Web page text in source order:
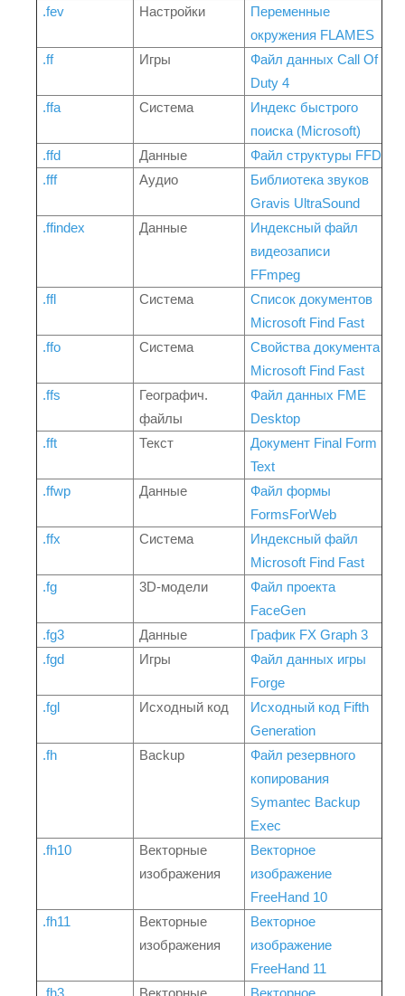
.fev
Настройки
Переменные
окружения FLAMES
.ff
Игры
Файл данных Call Of
Duty 4
.ffa
Система
Индекс быстрого
поиска (Microsoft)
.ffd
Данные
Файл структуры FFD
.fff
Аудио
Библиотека звуков
Gravis UltraSound
.ffindex
Данные
Индексный файл
видеозаписи
FFmpeg
.ffl
Система
Список документов
Microsoft Find Fast
.ffo
Система
Свойства документа
Microsoft Find Fast
.ffs
Географич.
файлы
Файл данных FME
Desktop
.fft
Текст
Документ Final Form
Text
.ffwp
Данные
Файл формы
FormsForWeb
.ffx
Система
Индексный файл
Microsoft Find Fast
.fg
3D-модели
Файл проекта
FaceGen
.fg3
Данные
График FX Graph 3
.fgd
Игры
Файл данных игры
Forge
.fgl
Исходный код
Исходный код Fifth
Generation
.fh
Backup
Файл резервного
копирования
Symantec Backup
Exec
.fh10
Векторные
изображения
Векторное
изображение
FreeHand 10
.fh11
Векторные
изображения
Векторное
изображение
FreeHand 11
.fh3
Векторные Векторное